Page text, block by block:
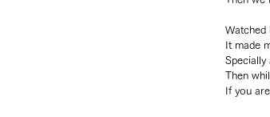
Watched
It made
Specially
Then
If you